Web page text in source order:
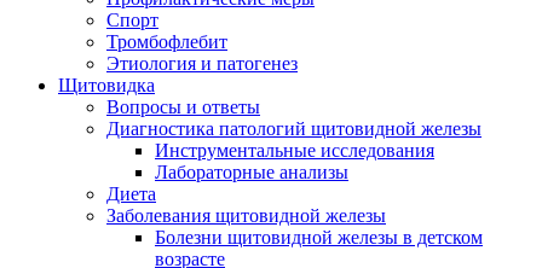
Спорт
Тромбофлебит
Этиология и патогенез
Щитовидка
Вопросы и ответы
Диагностика патологий щитовидной железы
Инструментальные исследования
Лабораторные анализы
Диета
Заболевания щитовидной железы
Болезни щитовидной железы в детском
возрасте